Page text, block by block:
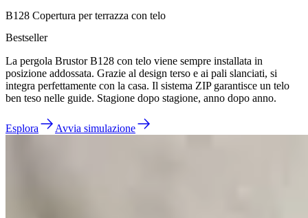
B128 Copertura per terrazza con telo
Bestseller
La pergola Brustor B128 con telo viene sempre installata in
posizione addossata. Grazie al design terso e ai pali slanciati, si
integra perfettamente con la casa. Il sistema ZIP garantisce un telo
ben teso nelle guide. Stagione dopo stagione, anno dopo anno.
Esplora Avvia simulazione